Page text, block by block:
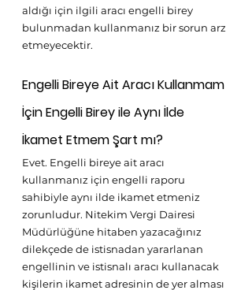
aldığı için ilgili aracı engelli birey
bulunmadan kullanmanız bir sorun arz
etmeyecektir.
Engelli Bireye Ait Aracı Kullanmam
İçin Engelli Birey ile Aynı İlde
İkamet Etmem Şart mı?
Evet. Engelli bireye ait aracı
kullanmanız için engelli raporu
sahibiyle aynı ilde ikamet etmeniz
zorunludur. Nitekim Vergi Dairesi
Müdürlüğüne hitaben yazacağınız
dilekçede de istisnadan yararlanan
engellinin ve istisnalı aracı kullanacak
kişilerin ikamet adresinin de yer alması